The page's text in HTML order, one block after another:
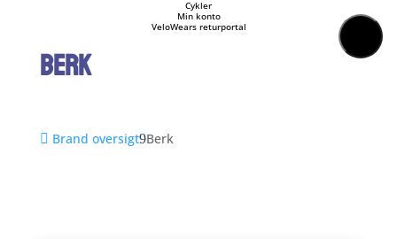
Komponenter
Cykler
Min konto
VeloWears returportal
BERK
Brand oversigt Berk